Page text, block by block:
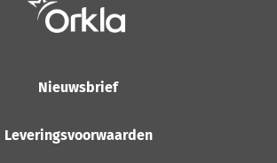
Nieuwsbrief
Leveringsvoorwaarden